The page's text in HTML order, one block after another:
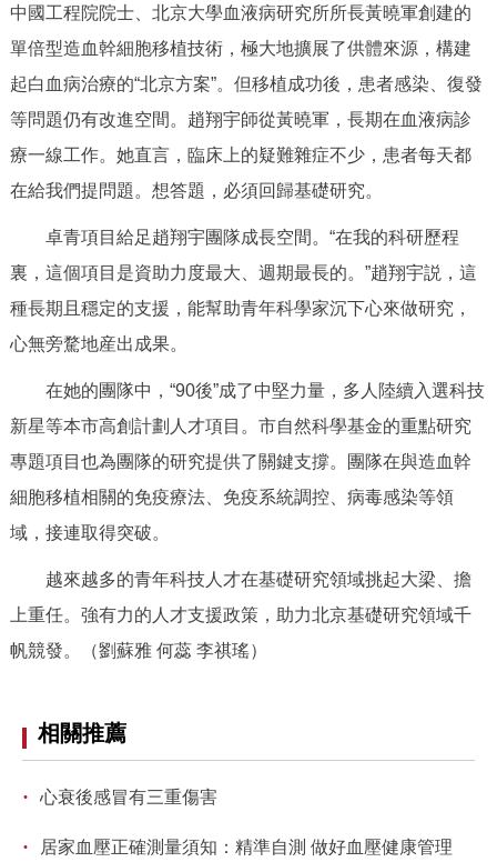
中國工程院院士、北京大學血液病研究所所長黃曉軍創建的
單倍型造血幹細胞移植技術，極大地擴展了供體來源，構建
起白血病治療的“北京方案”。但移植成功後，患者感染、復發
等問題仍有改進空間。趙翔宇師從黃曉軍，長期在血液病診
療一線工作。她直言，臨床上的疑難雜症不少，患者每天都
在給我們提問題。想答題，必須回歸基礎研究。
卓青項目給足趙翔宇團隊成長空間。“在我的科研歷程
裏，這個項目是資助力度最大、週期最長的。”趙翔宇説，這
種長期且穩定的支援，能幫助青年科學家沉下心來做研究，
心無旁騖地産出成果。
在她的團隊中，“90後”成了中堅力量，多人陸續入選科技
新星等本市高創計劃人才項目。市自然科學基金的重點研究
專題項目也為團隊的研究提供了關鍵支撐。團隊在與造血幹
細胞移植相關的免疫療法、免疫系統調控、病毒感染等領
域，接連取得突破。
越來越多的青年科技人才在基礎研究領域挑起大梁、擔
上重任。強有力的人才支援政策，助力北京基礎研究領域千
帆競發。（劉蘇雅 何蕊 李祺瑤）
相關推薦
· 心衰後感冒有三重傷害
· 居家血壓正確測量須知：精準自測 做好血壓健康管理